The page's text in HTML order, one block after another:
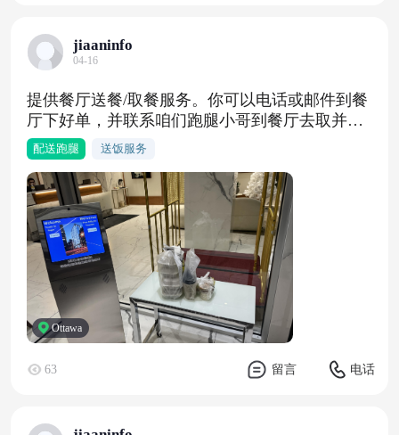
jiaaninfo
04-16
提供餐厅送餐/取餐服务。你可以电话或邮件到餐
厅下好单，并联系咱们跑腿小哥到餐厅去取并送
到您府上
配送跑腿 送饭服务
Ottawa
63 留言 电话